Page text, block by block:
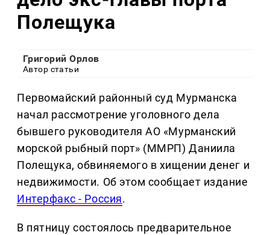
Полещука
Григорий Орлов
Автор статьи
Первомайский районный суд Мурманска
начал рассмотрение уголовного дела
бывшего руководителя АО «Мурманский
морской рыбный порт» (ММРП) Даниила
Полещука, обвиняемого в хищении денег и
недвижимости. Об этом сообщает издание
Интерфакс - Россия.
В пятницу состоялось предварительное